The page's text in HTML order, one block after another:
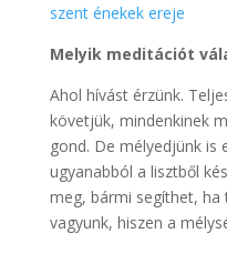
szent énekek ereje
Melyik meditációt
Ahol hívást érzünk.
követjük, mindenkinek
gond. De mélyedjünk is
ugyanabból a lisztből
meg, bármi segíthet,
vagyunk, hiszen a